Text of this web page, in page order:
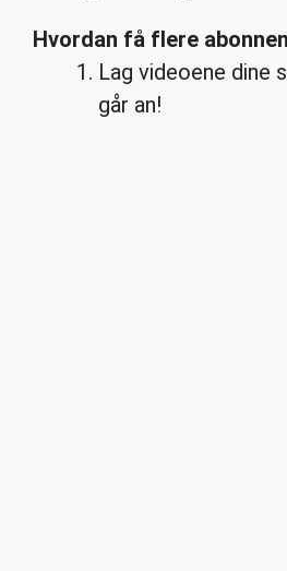
Hvordan få flere
Lag videoene dine
går an!